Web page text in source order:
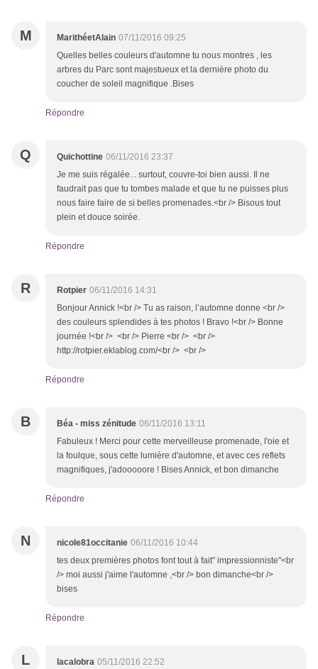
M MarithéetAlain 07/11/2016 09:25
Quelles belles couleurs d'automne tu nous montres , les
arbres du Parc sont majestueux et la dernière photo du
coucher de soleil magnifique .Bises
Répondre
Q Quichottine 06/11/2016 23:37
Je me suis régalée... surtout, couvre-toi bien aussi. Il ne
faudrait pas que tu tombes malade et que tu ne puisses plus
nous faire faire de si belles promenades.<br /> Bisous tout
plein et douce soirée.
Répondre
R Rotpier 06/11/2016 14:31
Bonjour Annick !<br /> Tu as raison, l’automne donne <br />
des couleurs splendides à tes photos ! Bravo !<br /> Bonne
journée !<br /> <br /> Pierre <br /> <br />
http://rotpier.eklablog.com/<br /> <br />
Répondre
B Béa - miss zénitude 06/11/2016 13:11
Fabuleux ! Merci pour cette merveilleuse promenade, l'oie et
la foulque, sous cette lumière d'automne, et avec ces reflets
magnifiques, j'adooooore ! Bises Annick, et bon dimanche
Répondre
N nicole81occitanie 06/11/2016 10:44
tes deux premières photos font tout à fait" impressionniste"<br
/> moi aussi j'aime l'automne ,<br /> bon dimanche<br />
bises
Répondre
L lacalobra 05/11/2016 22:52